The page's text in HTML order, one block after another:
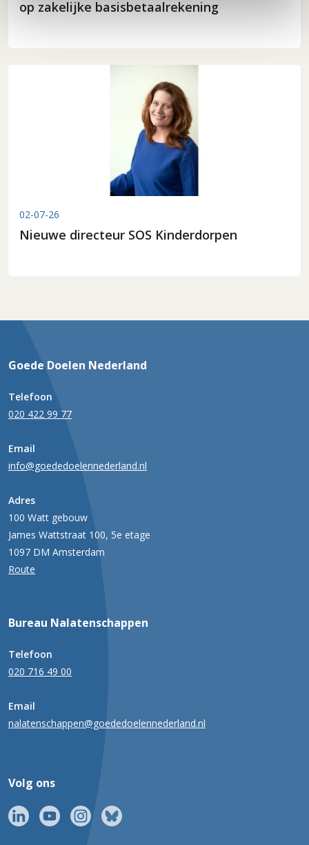
op zakelijke basisbetaalrekening
02-07-26
Nieuwe directeur SOS Kinderdorpen
Goede Doelen Nederland
Telefoon
020 422 99 77
Email
info@goededoelennederland.nl
Adres
100 Watt gebouw
James Wattstraat 100, 5e etage
1097 DM Amsterdam
Route
Bureau Nalatenschappen
Telefoon
020 716 49 00
Email
nalatenschappen@goededoelennederland.nl
Volg ons